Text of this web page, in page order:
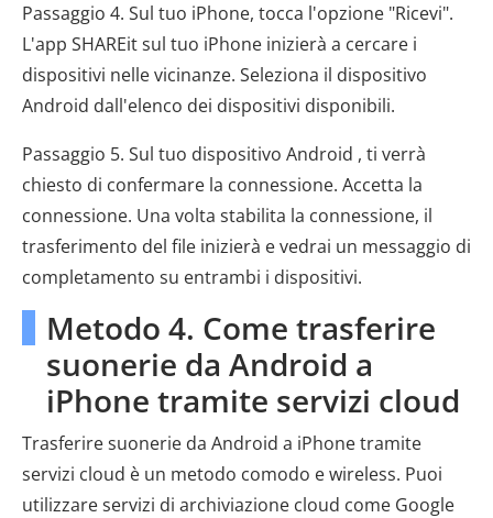
Passaggio 4. Sul tuo iPhone, tocca l'opzione "Ricevi".
L'app SHAREit sul tuo iPhone inizierà a cercare i
dispositivi nelle vicinanze. Seleziona il dispositivo
Android dall'elenco dei dispositivi disponibili.
Passaggio 5. Sul tuo dispositivo Android , ti verrà
chiesto di confermare la connessione. Accetta la
connessione. Una volta stabilita la connessione, il
trasferimento del file inizierà e vedrai un messaggio di
completamento su entrambi i dispositivi.
Metodo 4. Come trasferire
suonerie da Android a
iPhone tramite servizi cloud
Trasferire suonerie da Android a iPhone tramite
servizi cloud è un metodo comodo e wireless. Puoi
utilizzare servizi di archiviazione cloud come Google